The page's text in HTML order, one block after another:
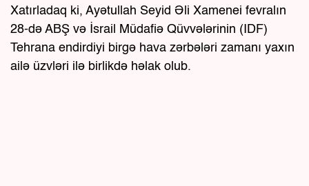
Xatırladaq ki, Ayətullah Seyid Əli Xamenei fevralın
28-də ABŞ və İsrail Müdafiə Qüvvələrinin (IDF)
Tehrana endirdiyi birgə hava zərbələri zamanı yaxın
ailə üzvləri ilə birlikdə həlak olub.